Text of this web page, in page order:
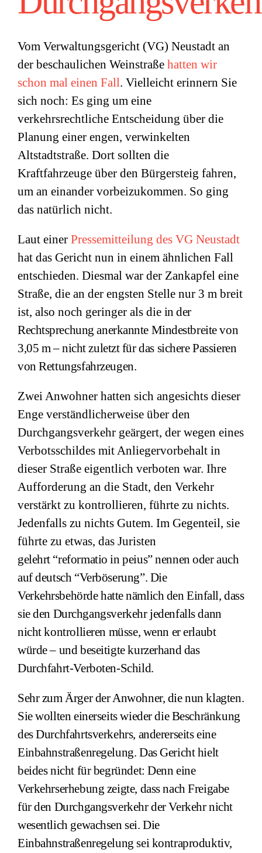
Vom Verwaltungsgericht (VG) Neustadt an
der beschaulichen Weinstraße hatten wir
schon mal einen Fall. Vielleicht erinnern Sie
sich noch: Es ging um eine
verkehrsrechtliche Entscheidung über die
Planung einer engen, verwinkelten
Altstadtstraße. Dort sollten die
Kraftfahrzeuge über den Bürgersteig fahren,
um an einander vorbeizukommen. So ging
das natürlich nicht.
Laut einer Pressemitteilung des VG Neustadt
hat das Gericht nun in einem ähnlichen Fall
entschieden. Diesmal war der Zankapfel eine
Straße, die an der engsten Stelle nur 3 m breit
ist, also noch geringer als die in der
Rechtsprechunganerkannte Mindestbreite von
3,05 m – nicht zuletztfür das sichere Passieren
von Rettungsfahrzeugen.
Zwei Anwohner hatten sich angesichts dieser
Enge verständlicherweise über den
Durchgangsverkehr geärgert, der wegen eines
Verbotsschildes mit Anliegervorbehalt in
dieser Straße eigentlich verboten war. Ihre
Aufforderung an die Stadt, den Verkehr
verstärkt zu kontrollieren, führte zu nichts.
Jedenfalls zu nichts Gutem. Im Gegenteil, sie
führte zu etwas, das Juristen
gelehrt “reformatio in peius” nennen oder auch
auf deutsch “Verböserung”. Die
Verkehrsbehörde hatte nämlich den Einfall, dass
sieden Durchgangsverkehr jedenfalls dann
nicht kontrollieren müsse, wenn er erlaubt
würde – und beseitigte kurzerhand das
Durchfahrt-Verboten-Schild.
Sehr zum Ärger der Anwohner, die nun klagten.
Sie wollten einerseits wieder die Beschränkung
des Durchfahrtsverkehrs, andererseits eine
Einbahnstraßenregelung. Das Gericht hielt
beides nicht für begründet: Denn eine
Verkehrserhebung zeigte, dass nach Freigabe
für den Durchgangsverkehr der Verkehr nicht
wesentlich gewachsen sei. Die
Einbahnstraßenregelung sei kontraproduktiv,